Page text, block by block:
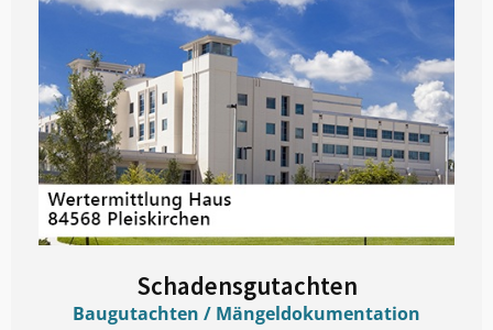
Schadensgutachten
Baugutachten / Mängeldokumentation